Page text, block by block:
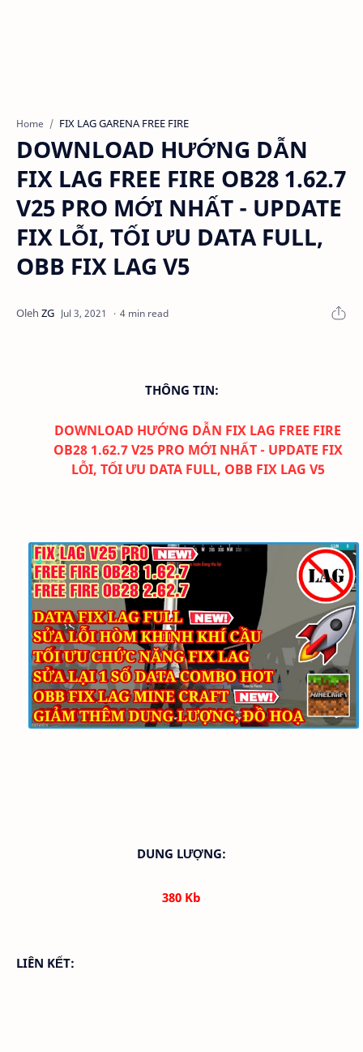
Home FIX LAG GARENA FREE FIRE
DOWNLOAD HƯỚNG DẪN
FIX LAG FREE FIRE OB28 1.62.7
V25 PRO MỚI NHẤT - UPDATE
FIX LỖI, TỐI ƯU DATA FULL,
OBB FIX LAG V5
4 min read
THÔNG TIN:
DOWNLOAD HƯỚNG DẪN FIX LAG FREE FIRE
OB28 1.62.7V25 PRO MỚI NHẤT - UPDATE FIX
LỖI, TỐI ƯU DATA FULL, OBB FIX LAG V5
DUNG LƯỢNG:
380 Kb
LIÊN KẾT: